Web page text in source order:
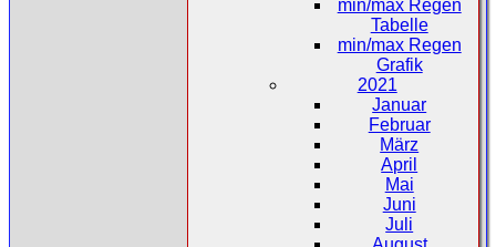
min/max Regen
Tabelle
min/max Regen
Grafik
2021
Januar
Februar
März
April
Mai
Juni
Juli